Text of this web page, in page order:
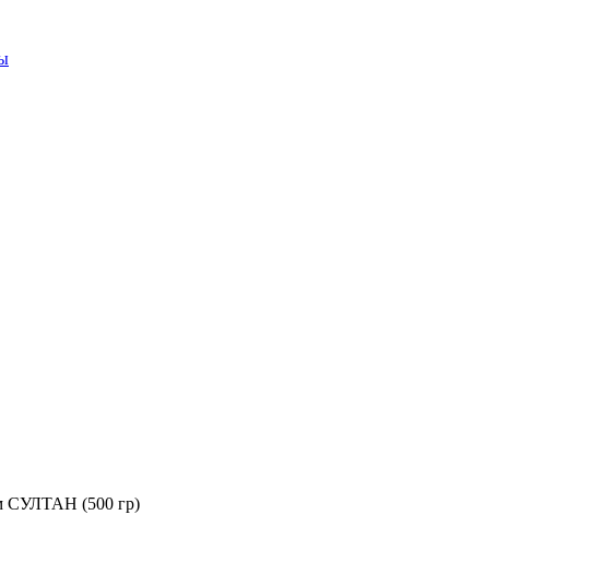
СУЛТАН (500 гр)